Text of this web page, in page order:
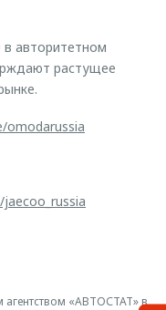
в авторитетном
растущее
агентством «АВТОСТАТ» в